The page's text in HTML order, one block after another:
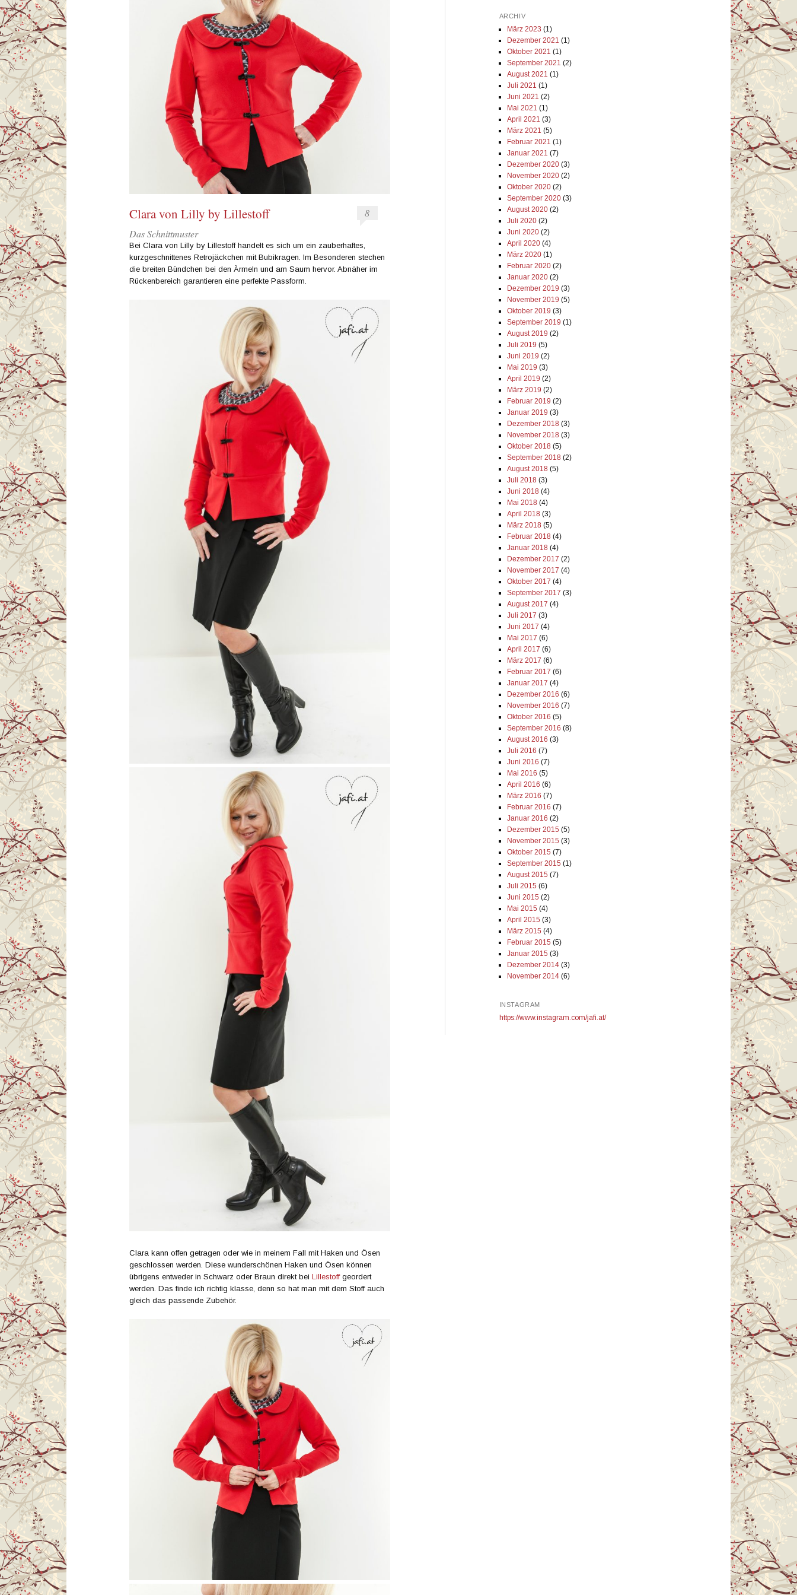
Clara von Lilly by Lillestoff
8
Das Schnittmuster
Bei Clara von Lilly by Lillestoff handelt es sich um ein zauberhaftes,
kurzgeschnittenes Retrojäckchen mit Bubikragen. Im Besonderen stechen
die breiten Bündchen bei den Ärmeln und am Saum hervor. Abnäher im
Rückenbereich garantieren eine perfekte Passform.
Clara kann offen getragen oder wie in meinem Fall mit Haken und Ösen
geschlossen werden. Diese wunderschönen Haken und Ösen können
übrigens entweder in Schwarz oder Braun direkt bei Lillestoffgeordert
werden. Das finde ich richtig klasse, denn so hat man mit dem Stoff auch
gleich das passende Zubehör.
ARCHIV
März 2023 (1)
Dezember 2021 (1)
Oktober 2021 (1)
September 2021 (2)
August 2021 (1)
Juli 2021 (1)
Juni 2021 (2)
Mai 2021 (1)
April 2021 (3)
März 2021 (5)
Februar 2021 (1)
Januar 2021 (7)
Dezember 2020(3)
November 2020(2)
Oktober 2020(2)
September 2020(3)
August 2020(2)
Juli 2020(2)
Juni 2020(2)
April 2020(4)
März 2020(1)
Februar 2020(2)
Januar 2020(2)
Dezember 2019 (3)
November 2019 (5)
Oktober 2019 (3)
September 2019 (1)
August 2019 (2)
Juli 2019 (5)
Juni 2019 (2)
Mai 2019 (3)
April 2019 (2)
März 2019 (2)
Februar 2019 (2)
Januar 2019 (3)
Dezember 2018(3)
November 2018(3)
Oktober 2018(5)
September 2018(2)
August 2018(5)
Juli 2018(3)
Juni 2018(4)
Mai 2018(4)
April 2018(3)
März 2018(5)
Februar 2018(4)
Januar 2018(4)
Dezember 2017 (2)
November 2017 (4)
Oktober 2017 (4)
September 2017 (3)
August 2017 (4)
Juli 2017 (3)
Juni 2017 (4)
Mai 2017 (6)
April 2017 (6)
März 2017 (6)
Februar 2017 (6)
Januar 2017 (4)
Dezember 2016 (6)
November 2016 (7)
Oktober 2016 (5)
September 2016 (8)
August 2016 (3)
Juli 2016 (7)
Juni 2016 (7)
Mai 2016 (5)
April 2016 (6)
März 2016 (7)
Februar 2016 (7)
Januar 2016 (2)
Dezember 2015 (5)
November 2015 (3)
Oktober 2015 (7)
September 2015 (1)
August 2015 (7)
Juli 2015 (6)
Juni 2015 (2)
Mai 2015 (4)
April 2015 (3)
März 2015 (4)
Februar 2015 (5)
Januar 2015 (3)
Dezember 2014(3)
November 2014(6)
INSTAGRAM
https://www.instagram.com/jafi.at/